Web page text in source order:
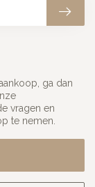
ga dan
vragen en
te nemen.